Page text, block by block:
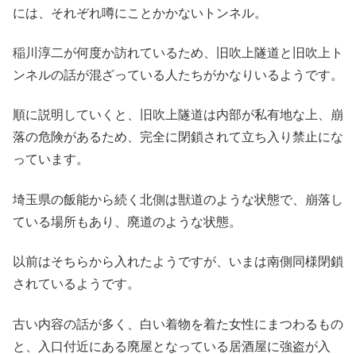
には、それぞれ噂にことかかないトンネル。
稲川淳二が何度か訪れているため、旧吹上隧道と旧吹上ト
ンネルの話が混ざっている人たちがかなりいるようです。
順に説明していくと、旧吹上隧道は内部が私有地な上、崩
落の危険があるため、完全に閉鎖されて立ち入り禁止にな
っています。
埼玉県の飯能から続く北側は獣道のような状態で、崩落し
ている場所もあり、廃道のような状態。
以前はそちらから入れたようですが、いまは南側同様閉鎖
されているようです。
古い内容の話が多く、白い着物を着た女性にまつわるもの
と、入口付近にある廃屋となっている居酒屋に強盗が入